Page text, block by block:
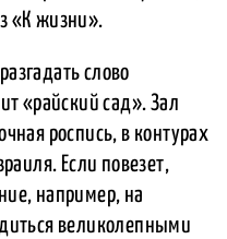
«К жизни».
слово
«райский сад». Зал
роспись, в контурах
Если повезет,
например, на
великолепными